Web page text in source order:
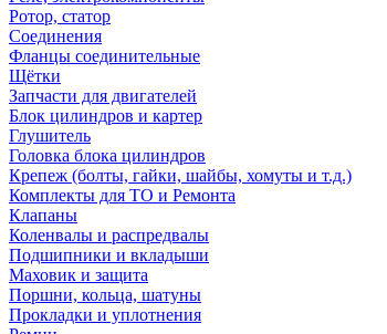
Ротор, статор
Соединения
Фланцы соединительные
Щётки
Запчасти для двигателей
Блок цилиндров и картер
Глушитель
Головка блока цилиндров
Крепеж (болты, гайки, шайбы, хомуты и т.д.)
Комплекты для ТО и Ремонта
Клапаны
Коленвалы и распредвалы
Подшипники и вкладыши
Маховик и защита
Поршни, кольца, шатуны
Прокладки и уплотнения